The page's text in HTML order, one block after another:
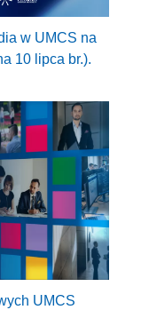
w UMCS na
10 lipca br.).
UMCS